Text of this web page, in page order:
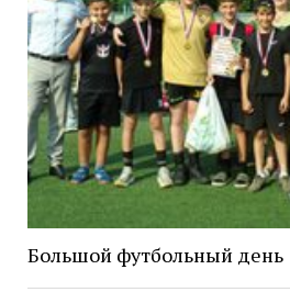
Большой футбольный день